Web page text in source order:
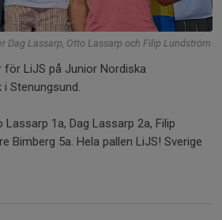
Dag Lassarp, Otto Lassarp och Filip Lundström
LiJS på Junior Nordiska
Stenungsund.
1a, Dag Lassarp 2a, Filip
Bimberg 5a. Hela pallen LiJS! Sverige